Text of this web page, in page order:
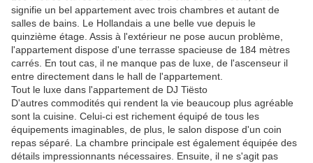
signifie un bel appartement avec trois chambres et autant de
salles de bains. Le Hollandais a une belle vue depuis le
quinzième étage. Assis à l'extérieur ne pose aucun problème,
l'appartement dispose d'une terrasse spacieuse de 184 mètres
carrés. En tout cas, il ne manque pas de luxe, de l'ascenseur il
entre directement dans le hall de l'appartement.
Tout le luxe dans l'appartement de DJ Tiësto
D'autres commodités qui rendent la vie beaucoup plus agréable
sont la cuisine. Celui-ci est richement équipé de tous les
équipements imaginables, de plus, le salon dispose d'un coin
repas séparé. La chambre principale est également équipée des
détails impressionnants nécessaires. Ensuite, il ne s'agit pas